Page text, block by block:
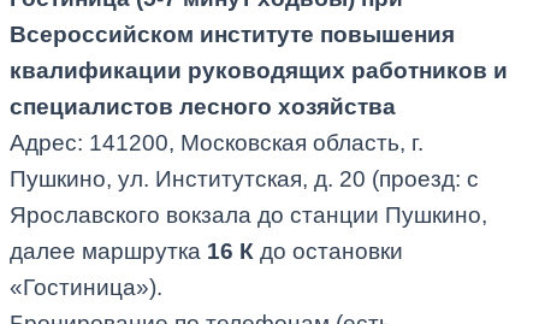
Всероссийском институте повышения
квалификации руководящих работников и
специалистов лесного хозяйства
Адрес: 141200, Московская область, г.
Пушкино, ул. Институтская, д. 20 (проезд: с
Ярославского вокзала до станции Пушкино,
далее маршрутка 16 К до остановки
«Гостиница»).